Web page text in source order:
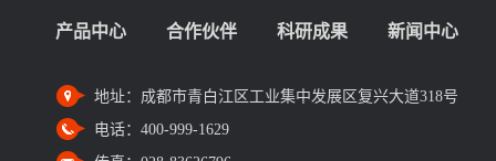
产品中心 合作伙伴 科研成果 新闻中心
地址： 成都市青白江区工业集中发展区复兴大道318号
电话： 400-999-1629